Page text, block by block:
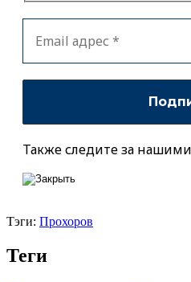
Также следите за
Тэги: Прохоров
Теги